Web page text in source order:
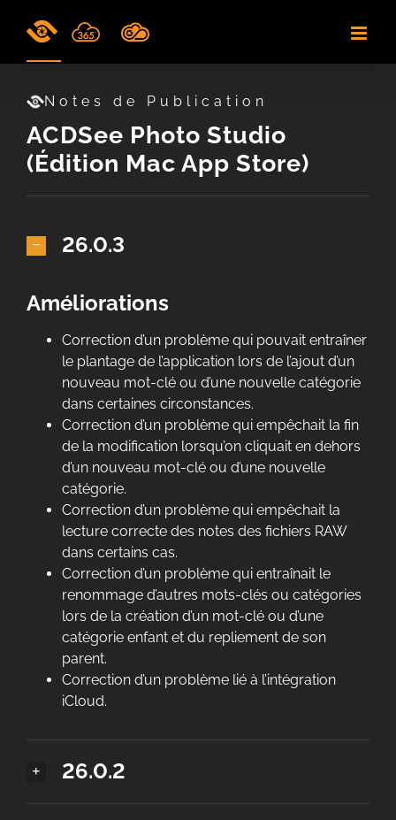
Notes de Publication
ACDSee Photo Studio
(Édition Mac App Store)
26.0.3
Améliorations
Correction d’un problème qui pouvait entraîner
le plantage de l’application lors de l’ajout d’un
nouveau mot-clé ou d’une nouvelle catégorie
dans certaines circonstances.
Correction d’un problème qui empêchait la fin
de la modification lorsqu’on cliquait en dehors
d’un nouveau mot-clé ou d’une nouvelle
catégorie.
Correction d’un problème qui empêchait la
lecture correcte des notes des fichiers RAW
dans certains cas.
Correction d’un problème qui entraînait le
renommage d’autres mots-clés ou catégories
lors de la création d’un mot-clé ou d’une
catégorie enfant et du repliement de son
parent.
Correction d’un problème lié à l’intégration
iCloud.
26.0.2